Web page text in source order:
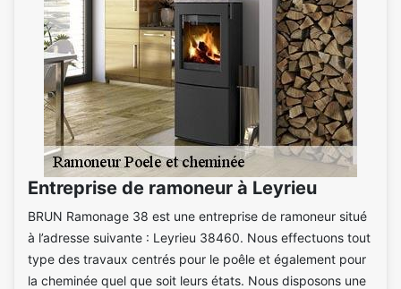
Entreprise de ramoneur à Leyrieu
BRUN Ramonage 38 est une entreprise de ramoneur situé
à l’adresse suivante : Leyrieu 38460. Nous effectuons tout
type des travaux centrés pour le poêle et également pour
la cheminée quel que soit leurs états. Nous disposons une